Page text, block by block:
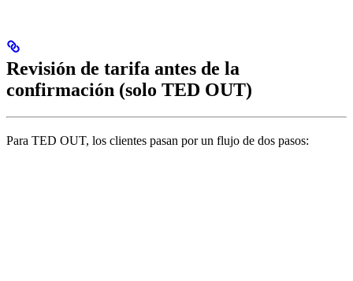
Revisión de tarifa antes de la
confirmación (solo TED OUT)
Para TED OUT, los clientes pasan por un flujo de dos pasos: